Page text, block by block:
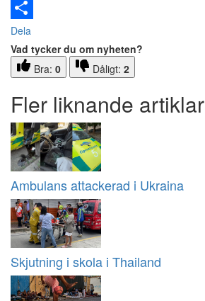
Email
Dela
Vad tycker du om nyheten?
Bra: 0 Dåligt: 2
Fler liknande artiklar
Ambulans attackerad i Ukraina
Skjutning i skola i Thailand